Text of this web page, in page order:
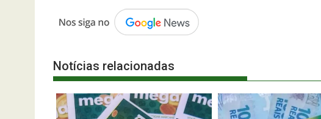
Notícias relacionadas